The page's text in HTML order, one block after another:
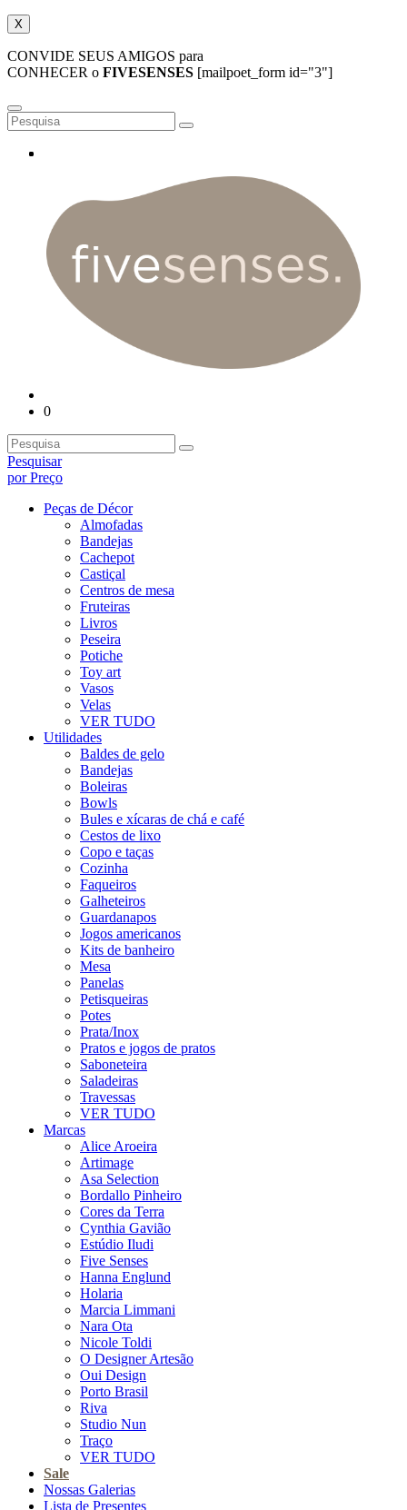
X
CONVIDE SEUS AMIGOS para
CONHECER o FIVESENSES [mailpoet_form id="3"]
0
Pesquisar
por Preço
Peças de Décor
Almofadas
Bandejas
Cachepot
Castiçal
Centros de mesa
Fruteiras
Livros
Peseira
Potiche
Toy art
Vasos
Velas
VER TUDO
Utilidades
Baldes de gelo
Bandejas
Boleiras
Bowls
Bules e xícaras de chá e café
Cestos de lixo
Copo e taças
Cozinha
Faqueiros
Galheteiros
Guardanapos
Jogos americanos
Kits de banheiro
Mesa
Panelas
Petisqueiras
Potes
Prata/Inox
Pratos e jogos de pratos
Saboneteira
Saladeiras
Travessas
VER TUDO
Marcas
Alice Aroeira
Artimage
Asa Selection
Bordallo Pinheiro
Cores da Terra
Cynthia Gavião
Estúdio Iludi
Five Senses
Hanna Englund
Holaria
Marcia Limmani
Nara Ota
Nicole Toldi
O Designer Artesão
Oui Design
Porto Brasil
Riva
Studio Nun
Traço
VER TUDO
Sale
Nossas Galerias
Lista de Presentes